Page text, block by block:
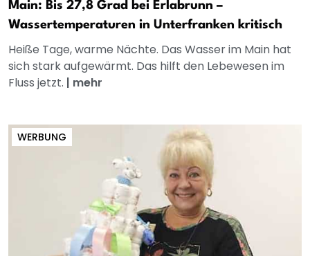
Main: Bis 27,8 Grad bei Erlabrunn –
Wassertemperaturen in Unterfranken kritisch
Heiße Tage, warme Nächte. Das Wasser im Main hat
sich stark aufgewärmt. Das hilft den Lebewesen im
Fluss jetzt. | mehr
WERBUNG